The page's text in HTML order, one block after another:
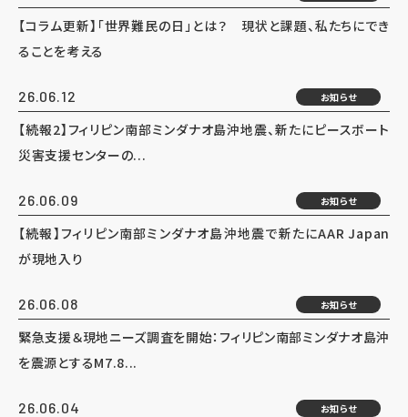
【コラム更新】「世界難民の日」とは？ 現状と課題、私たちにでき
ることを考える
26.06.12 お知らせ
【続報2】フィリピン南部ミンダナオ島沖地震、新たにピースボート
災害支援センターの...
26.06.09 お知らせ
【続報】フィリピン南部ミンダナオ島沖地震で新たにAAR Japan
が現地入り
26.06.08 お知らせ
緊急支援＆現地ニーズ調査を開始：フィリピン南部ミンダナオ島沖
を震源とするM7.8...
26.06.04 お知らせ